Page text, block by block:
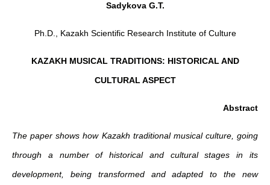
Sadykova G.T.
Ph.D., Kazakh Scientific Research Institute of Culture
KAZAKH MUSICAL TRADITIONS: HISTORICAL AND
CULTURAL ASPECT
Abstract
The paper shows how Kazakh traditional musical culture, going
through a number of historical and cultural stages in its
development, being transformed and adapted to the new